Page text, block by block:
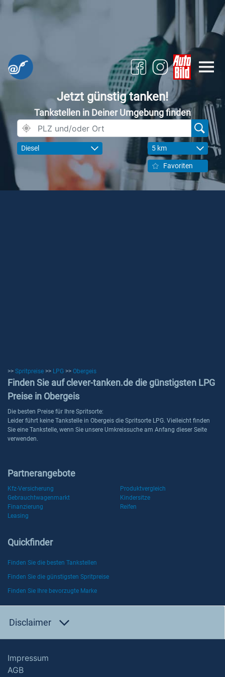
Jetzt günstig tanken!
Tankstellen in Deiner Umgebung finden
Diesel 5 km
Favoriten
>> Spritpreise >> LPG >> Obergeis
Finden Sie auf clever-tanken.de die günstigsten LPG
Preise in Obergeis
Die besten Preise für Ihre Spritsorte:
Leider führt keine Tankstelle in Obergeis die Spritsorte LPG. Vielleicht finden
Sie eine Tankstelle, wenn Sie unsere Umkreissuche am Anfang dieser Seite
verwenden.
Partnerangebote
Kfz-Versicherung
Produktvergleich
Gebrauchtwagenmarkt
Kindersitze
Finanzierung
Reifen
Leasing
Quickfinder
Finden Sie die besten Tankstellen
Finden Sie die günstigsten Spritpreise
Finden Sie Ihre bevorzugte Marke
Disclaimer
Impressum
AGB